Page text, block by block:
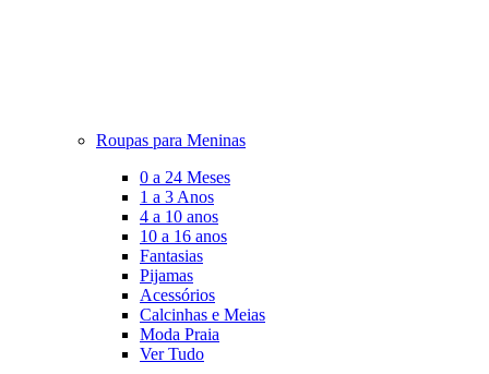
Roupas para Meninas
0 a 24 Meses
1 a 3 Anos
4 a 10 anos
10 a 16 anos
Fantasias
Pijamas
Acessórios
Calcinhas e Meias
Moda Praia
Ver Tudo